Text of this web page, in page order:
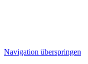
Navigation überspringen